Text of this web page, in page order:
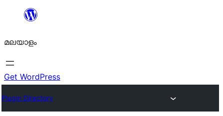
ഉള്ളടക്കത്തിലേക്ക്
മലയാളം
Get WordPress
Plugin Directory